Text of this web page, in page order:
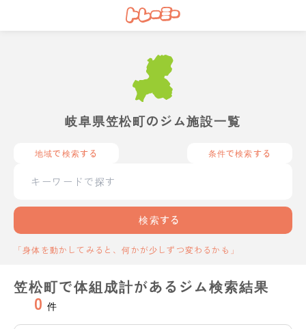
岐阜県笠松町のジム施設一覧
地域で検索する 条件で検索する
検索する
「身体を動かしてみると、何かが少しずつ変わるかも」
笠松町で体組成計があるジム検索結果
0 件